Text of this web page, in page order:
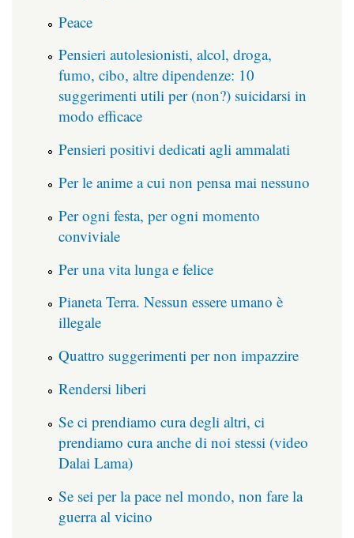
Peace
Pensieri autolesionisti, alcol, droga,
fumo, cibo, altre dipendenze: 10
suggerimenti utili per (non?) suicidarsi in
modo efficace
Pensieri positivi dedicati agli ammalati
Per le anime a cui non pensa mai nessuno
Per ogni festa, per ogni momento
conviviale
Per una vita lunga e felice
Pianeta Terra. Nessun essere umano è
illegale
Quattro suggerimenti per non impazzire
Rendersi liberi
Se ci prendiamo cura degli altri, ci
prendiamo cura anche di noi stessi (video
Dalai Lama)
Se sei per la pace nel mondo, non fare la
guerra al vicino